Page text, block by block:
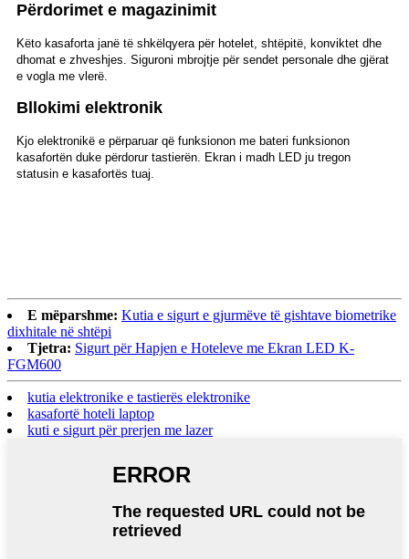
Përdorimet e magazinimit
Këto kasaforta janë të shkëlqyera për hotelet, shtëpitë, konviktet dhe
dhomat e zhveshjes. Siguroni mbrojtje për sendet personale dhe gjërat
e vogla me vlerë.
Bllokimi elektronik
Kjo elektronikë e përparuar që funksionon me bateri funksionon
kasafortën duke përdorur tastierën. Ekran i madh LED ju tregon
statusin e kasafortës tuaj.
E mëparshme: Kutia e sigurt e gjurmëve të gishtave biometrike
dixhitale në shtëpi
Tjetra: Sigurt për Hapjen e Hoteleve me Ekran LED K-
FGM600
kutia elektronike e tastierës elektronike
kasafortë hoteli laptop
kuti e sigurt për prerjen me lazer